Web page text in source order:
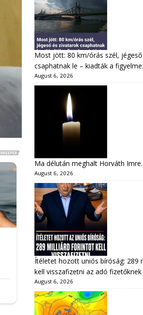
Most jött: 80 km/órás szél,
csaphatnak le – kiadták a
August 6, 2026
Ma délután meghalt Horváth Imre.
August 6, 2026
Ítéletet hozott uniós bíróság: 289
kell visszafizetni az adó
August 6, 2026